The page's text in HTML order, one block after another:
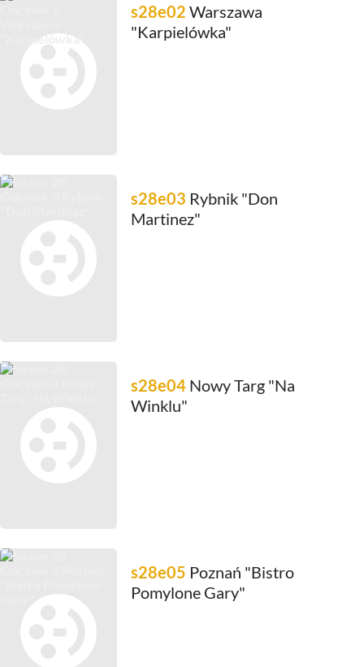
s28e02 Warszawa
"Karpielówka"
s28e03 Rybnik "Don
Martinez"
s28e04 Nowy Targ "Na
Winklu"
s28e05 Poznań "Bistro
Pomylone Gary"